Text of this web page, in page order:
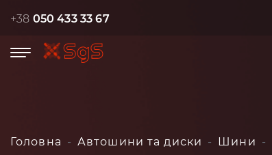
+38 050 433 33 67
Головна Автошини та диски Шини